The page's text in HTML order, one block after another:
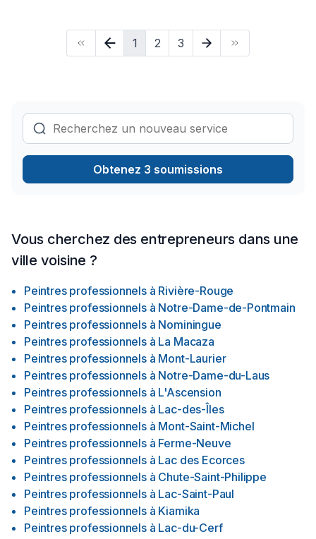
1 2 3
Obtenez 3 soumissions
Vous cherchez des entrepreneurs dans une
ville voisine ?
Peintres professionnels à Rivière-Rouge
Peintres professionnels à Notre-Dame-de-Pontmain
Peintres professionnels à Nominingue
Peintres professionnels à La Macaza
Peintres professionnels à Mont-Laurier
Peintres professionnels à Notre-Dame-du-Laus
Peintres professionnels à L'Ascension
Peintres professionnels à Lac-des-Îles
Peintres professionnels à Mont-Saint-Michel
Peintres professionnels à Ferme-Neuve
Peintres professionnels à Lac des Ecorces
Peintres professionnels à Chute-Saint-Philippe
Peintres professionnels à Lac-Saint-Paul
Peintres professionnels à Kiamika
Peintres professionnels à Lac-du-Cerf